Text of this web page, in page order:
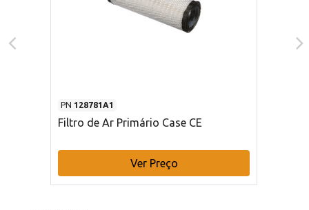
PN 128781A1
Filtro de Ar Primário Case CE
Ver Preço